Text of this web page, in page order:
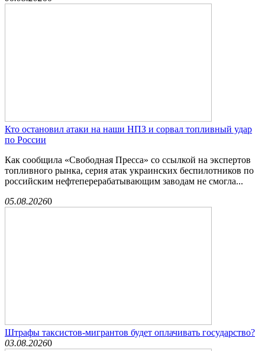
Кто остановил атаки на наши НПЗ и сорвал топливный удар
по России
Как сообщила «Свободная Пресса» со ссылкой на экспертов
топливного рынка, серия атак украинских беспилотников по
российским нефтеперерабатывающим заводам не смогла...
05.08.20260
Штрафы таксистов-мигрантов будет оплачивать государство?
03.08.20260